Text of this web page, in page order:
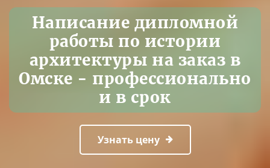
Написание дипломной
работы по истории
архитектуры на заказ в
Омске - профессионально
и в срок
Узнать цену